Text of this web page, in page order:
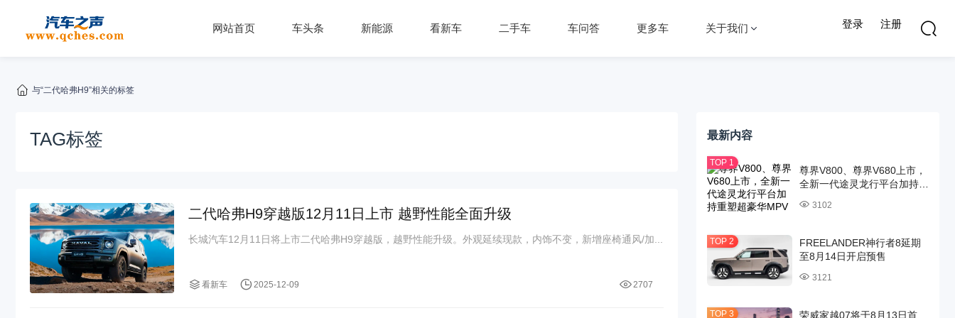
网站首页 车头条 新能源 看新车 二手车 车问答 更多车 关于我们 登录 注册
与“二代哈弗H9”相关的标签
TAG标签
二代哈弗H9穿越版12月11日上市 越野性能全面升级
长城汽车12月11日将上市二代哈弗H9穿越版，越野性能升级。外观延续现款，内饰不变，新增座椅通风/加...
看新车 2025-12-09 2707
最新内容
尊界V800、尊界V680上市，
全新一代途灵龙行平台加持重
3102
FREELANDER神行者8延期
至8月14日开启预售
3121
荣威家越07将于8月13日首